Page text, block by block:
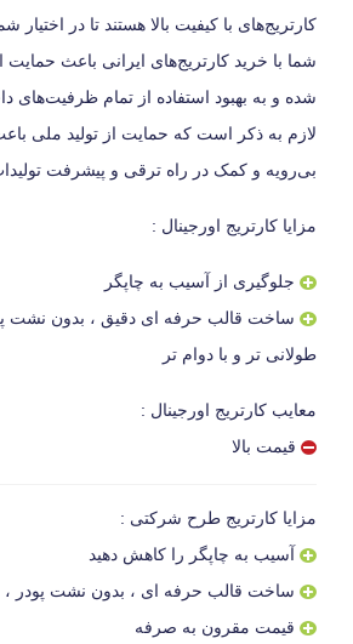
کارتریج‌های با کیفیت بالا هستند تا در اختیار
شما با خرید کارتریج‌های ایرانی باعث حمایت
شده و به بهبود استفاده از تمام ظرفیت‌های
لازم به ذکر است که حمایت از تولید ملی
بی‌رویه و کمک در راه ترقی و پیشرفت
مزایا کارتریج اورجینال :
جلوگیری از آسیب به چاپگر
ساخت قالب حرفه ای دقیق ، بدون نشت
طولانی تر و با دوام تر
معایب کارتریج اورجینال :
قیمت بالا
مزایا کارتریج طرح شرکتی :
آسیب به چاپگر را کاهش دهید
ساخت قالب حرفه ای ، بدون نشت پودر
قیمت مقرون به صرفه